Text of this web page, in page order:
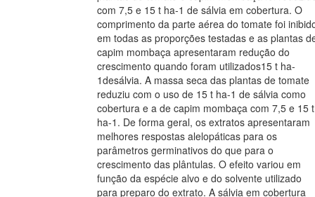
com 7,5 e 15 t ha-1 de sálvia em cobertura. O
comprimento da parte aérea do tomate foi
em todas as proporções testadas e as plantas
capim mombaça apresentaram redução do
crescimento quando foram utilizados15 t ha-
1desálvia. A massa seca das plantas de tomate
reduziu com o uso de 15 t ha-1 de sálvia como
cobertura e a de capim mombaça com 7,5 e 15 t
ha-1. De forma geral, os extratos apresentaram
melhores respostas alelopáticas para os
parâmetros germinativos do que para o
crescimento das plântulas. O efeito variou em
função da espécie alvo e do solvente utilizado
para preparo do extrato. A sálvia em cobertura